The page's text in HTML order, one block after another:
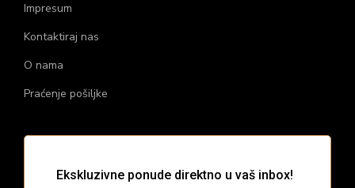
Impresum
Kontaktiraj nas
O nama
Praćenje pošiljke